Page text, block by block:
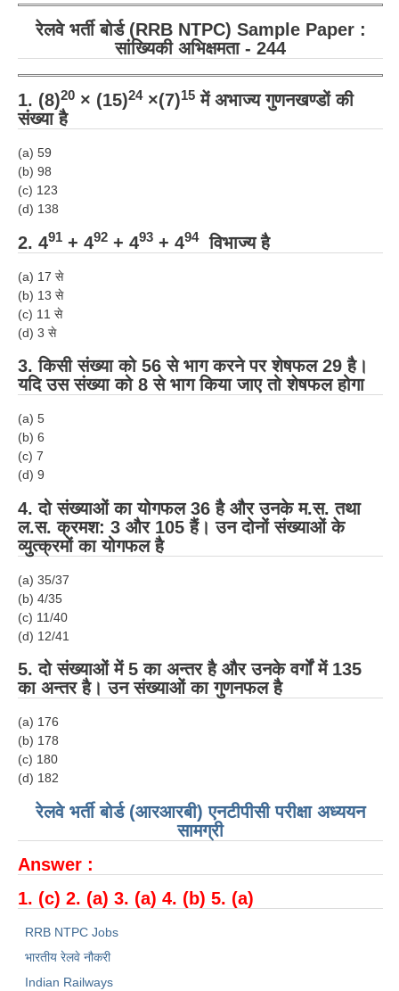
ALP Exam Papers PDF
RRB ALP PSYCHO PDF
RRB NTPC Papers PDF
RRB J.E. Solved Papers
RRB GK Test Papers PDF
RRB EXAM : MATHS
RRB EXAM : ENGLISH
RRB Current Affairs PDF
ALP Study Notes (हिन्दी HINDI)
ALP Exam Syllabus
ALP Model Questions
ALP Notification
Psychological Tests
RRB NTPC
RRB NTPC PDF Notes
RRB NTPC Notification 2025
RRB NTPC (CBT-1) Exam
RRB NTPC (CBT-2) Exam
RRB NTPC Syllabus
RRB NTPC Eligibility
रेलवे भर्ती बोर्ड (RRB NTPC) Sample Paper :
सांख्यिकी अभिक्षमता - 244
1. (8)20 × (15)24×(7)15 में अभाज्य गुणनखण्डों की
संख्या है
(a) 59
(b) 98
(c) 123
(d) 138
2. 491 + 492 + 493 + 494विभाज्य है
(a) 17 से
(b) 13 से
(c) 11 से
(d) 3 से
3. किसी संख्या को 56 से भाग करने पर शेषफल 29 है।
यदि उस संख्या को 8 से भाग किया जाए तो शेषफल होगा
(a) 5
(b) 6
(c) 7
(d) 9
4. दो संख्याओं का योगफल 36 है और उनके म.स. तथा
ल.स. क्रमश: 3 और 105 हैं। उन दोनों संख्याओं के
व्युत्क्रमों का योगफल है
(a) 35/37
(b) 4/35
(c) 11/40
(d) 12/41
5. दो संख्याओं में 5 का अन्तर है और उनके वर्गों में 135
का अन्तर है। उन संख्याओं का गुणनफल है
(a) 176
(b) 178
(c) 180
(d) 182
रेलवे भर्ती बोर्ड (आरआरबी) एनटीपीसी परीक्षा अध्ययन
सामग्री
Answer :
1. (c) 2. (a) 3. (a) 4. (b) 5. (a)
RRB NTPC Jobs
भारतीय रेलवे नौकरी
Indian Railways